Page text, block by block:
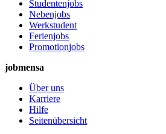
Studentenjobs
Nebenjobs
Werkstudent
Ferienjobs
Promotionjobs
jobmensa
Über uns
Karriere
Hilfe
Seitenübersicht